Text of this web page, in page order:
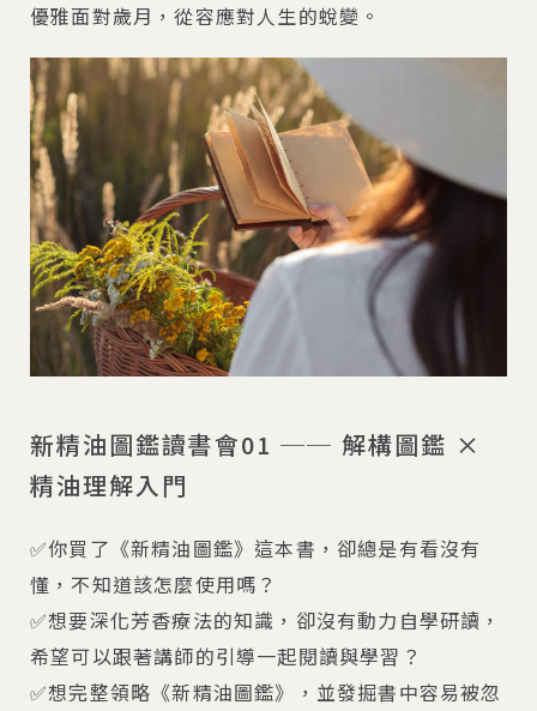
優雅面對歲月，從容應對人生的蛻變。
新精油圖鑑讀書會01 ── 解構圖鑑 ×
精油理解入門
✅你買了《新精油圖鑑》這本書，卻總是有看沒有
懂，不知道該怎麼使用嗎？
✅想要深化芳香療法的知識，卻沒有動力自學研讀，
希望可以跟著講師的引導一起閱讀與學習？
✅想完整領略《新精油圖鑑》，並發掘書中容易被忽